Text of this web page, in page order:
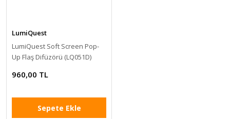
LumiQuest
LumiQuest Soft Screen Pop-
Up Flaş Difüzörü (LQ051D)
960,00 TL
Sepete Ekle